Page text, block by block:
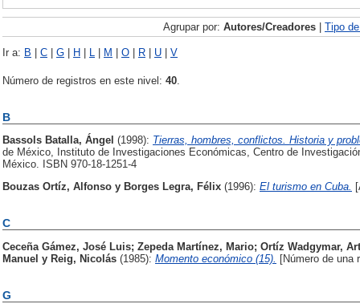
Agrupar por: Autores/Creadores | Tipo
Ir a: B | C | G | H | L | M | O | R | U | V
Número de registros en este nivel: 40
B
Bassols Batalla, Ángel (1998): Tierras, hombres, conflictos. Historia y
de México, Instituto de Investigaciones Económicas, Centro de
México. ISBN 970-18-1251-4
Bouzas Ortíz, Alfonso y Borges Legra, Félix (1996): El turismo en Cuba.
C
Ceceña Gámez, José Luis; Zepeda Martínez, Mario; Ortíz Wadgymar,
Manuel y Reig, Nicolás (1985): Momento económico (15). [Número de una
G